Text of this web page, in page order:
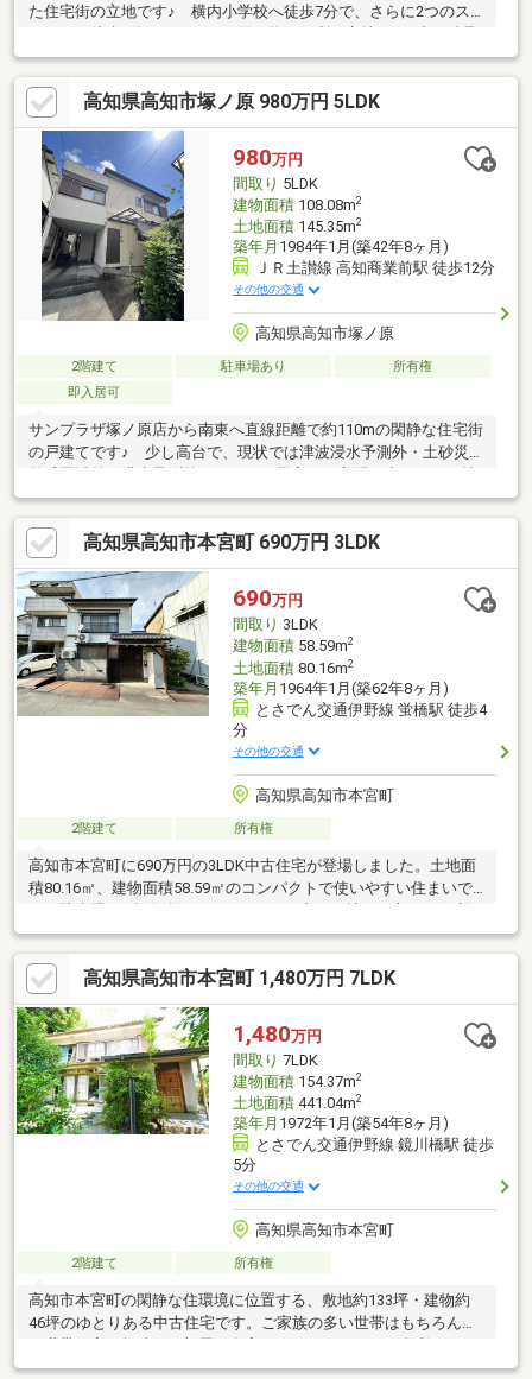
た住宅街の立地です♪ 横内小学校へ徒歩7分で、さらに2つのス
造の3階建て♪ 現状では津波浸水予測外・土砂災害警戒区域外・
洪水浸水予測外で、災害の心配が少ないのが特徴♪ 4SLDKの間
取りで、全居室が6帖とゆったりとした間取り♪ 2階玄関ホール
には、ちょっとした庭があります♪ 1階ガレージに3台以上駐車
可能です♪ リフォームを含めたご相談も可能です♪
高知県高知市塚ノ原 980万円 5LDK
980万円
間取り 5LDK
建物面積108.08m2
土地面積145.35m2
築年月 1984年1月(築42年8ヶ月)
ＪＲ土讃線 高知商業前駅 徒歩12分
その他の交通
高知県高知市塚ノ原
2階建て 駐車場あり
所有権
即入居可
サンプラザ塚ノ原店から南東へ直線距離で約110mの閑静な住宅街
の戸建てです♪ 少し高台で、現状では津波浸水予測外・土砂災害
徴♪ 横内小学校へ徒歩8分、保育園5分と小さなお子さまの通
園・通学に便利♪ 間取りは部屋数多めの5LDKで中2階があります
♪ リフォームを含めたご相談も可能です♪
高知県高知市本宮町 690万円 3LDK
690万円
間取り 3LDK
建物面積58.59m2
土地面積80.16m2
築年月 1964年1月(築62年8ヶ月)
とさでん交通伊野線 蛍橋駅 徒歩4
分
その他の交通
高知県高知市本宮町
2階建て 所有権
高知市本宮町に690万円の3LDK中古住宅が登場しました。土地面
積80.16㎡、建物面積58.59㎡のコンパクトで使いやすい住まいで
す。築年数は経過していますが、その分価格が抑えられているた
め、リフォームやリノベーションを楽しみながら理想の住まいを
つくりたい方におすすめ。マイホームとしてはもちろん、投資用
物件としてもご検討いただけます。
高知県高知市本宮町 1,480万円 7LDK
1,480万円
間取り 7LDK
建物面積154.37m2
土地面積441.04m2
築年月 1972年1月(築54年8ヶ月)
とさでん交通伊野線 鏡川橋駅 徒歩
5分
その他の交通
高知県高知市本宮町
2階建て 所有権
高知市本宮町の閑静な住環境に位置する、敷地約133坪・建物約
46坪のゆとりある中古住宅です。ご家族の多い世帯はもちろん、
フスタイルに対応可能。和室と洋室をバランス良く配置し、ゆっ